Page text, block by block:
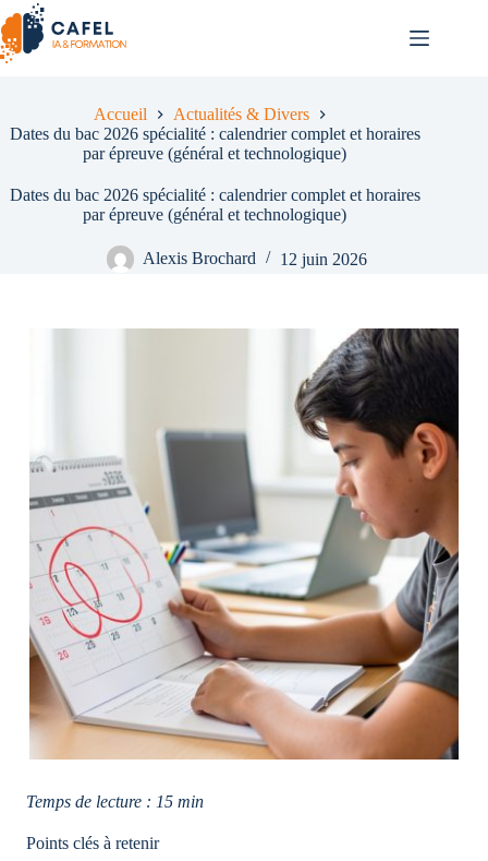
Passer
au
contenu
Accueil
Actualités & Divers
Dates du bac 2026 spécialité : calendrier complet et horaires
par épreuve (général et technologique)
Dates du bac 2026 spécialité : calendrier complet et horaires
par épreuve (général et technologique)
Alexis Brochard 12 juin 2026
Temps de lecture : 15 min
Points clés à retenir